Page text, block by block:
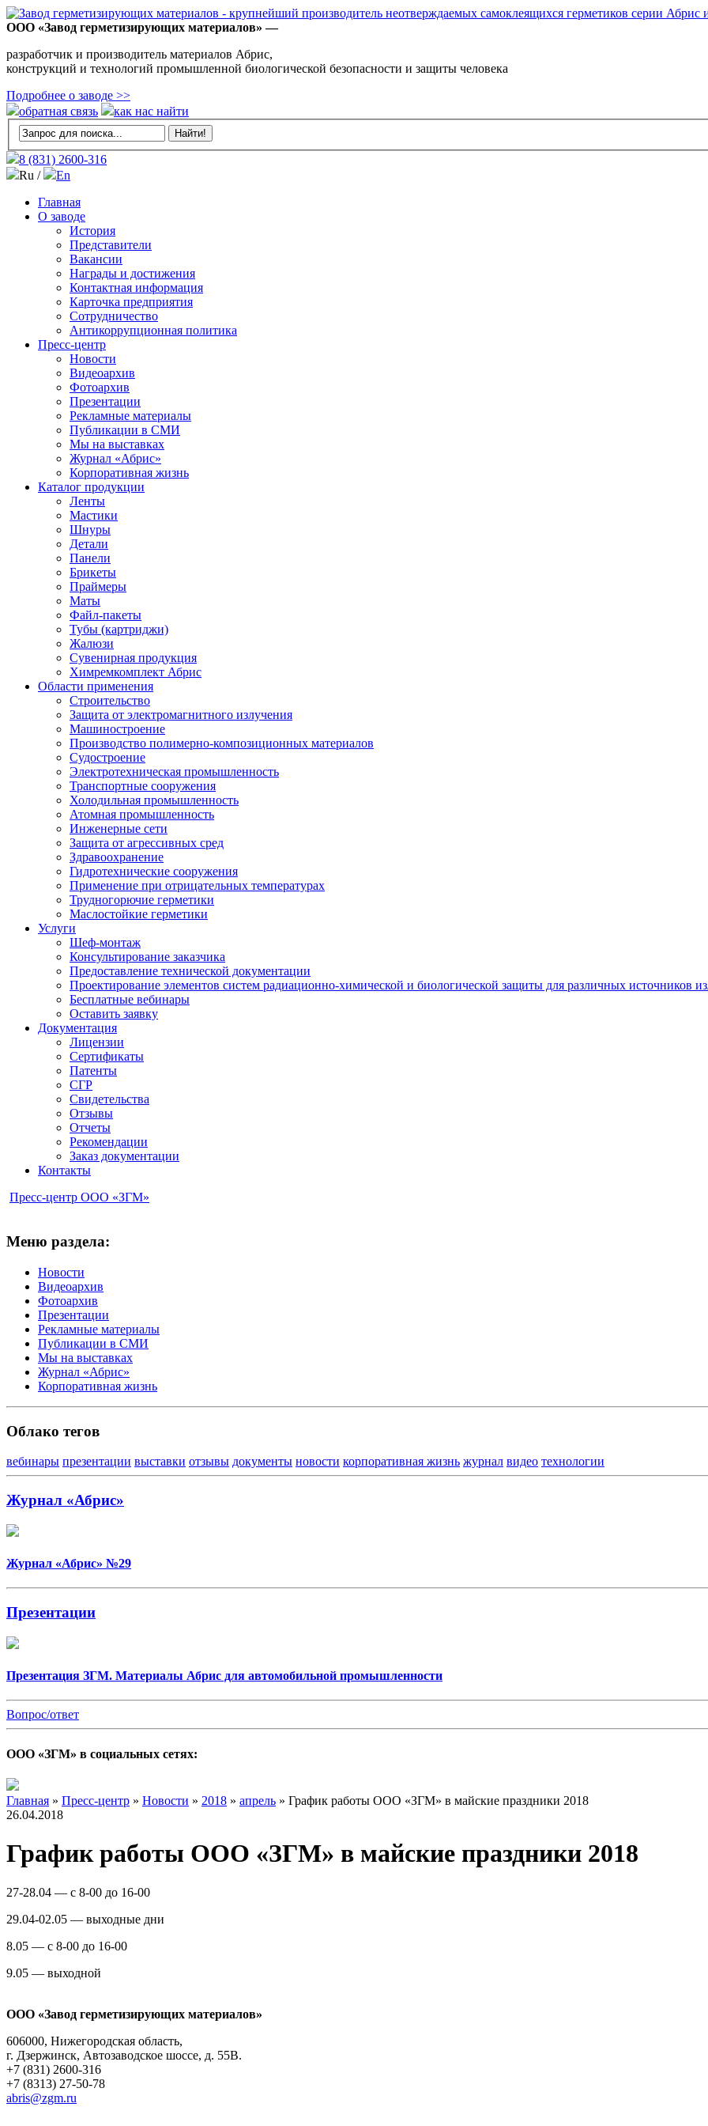
ООО «Завод герметизирующих материалов» —
разработчик и производитель материалов Абрис,
конструкций и технологий промышленной биологической безопасности и защиты человека
Подробнее о заводе >>
обратная связь
как нас найти
8 (831) 2600-316
Ru /
En
Главная
О заводе
История
Представители
Вакансии
Награды и достижения
Контактная информация
Карточка предприятия
Сотрудничество
Антикоррупционная политика
Пресс-центр
Новости
Видеоархив
Фотоархив
Презентации
Рекламные материалы
Публикации в СМИ
Мы на выставках
Журнал «Абрис»
Корпоративная жизнь
Каталог продукции
Ленты
Мастики
Шнуры
Детали
Панели
Брикеты
Праймеры
Маты
Файл-пакеты
Тубы (картриджи)
Жалюзи
Сувенирная продукция
Химремкомплект Абрис
Области применения
Строительство
Защита от электромагнитного излучения
Машиностроение
Производство полимерно-композиционных материалов
Судостроение
Электротехническая промышленность
Транспортные сооружения
Холодильная промышленность
Атомная промышленность
Инженерные сети
Защита от агрессивных сред
Здравоохранение
Гидротехнические сооружения
Применение при отрицательных температурах
Трудногорючие герметики
Маслостойкие герметики
Услуги
Шеф-монтаж
Консультирование заказчика
Предоставление технической документации
Проектирование элементов систем радиационно-химической и биологической защиты для различных источников
Бесплатные вебинары
Оставить заявку
Документация
Лицензии
Сертификаты
Патенты
СГР
Свидетельства
Отзывы
Отчеты
Рекомендации
Заказ документации
Контакты
Пресс-центр ООО «ЗГМ»
Меню раздела:
Новости
Видеоархив
Фотоархив
Презентации
Рекламные материалы
Публикации в СМИ
Мы на выставках
Журнал «Абрис»
Корпоративная жизнь
Облако тегов
вебинары презентации выставки отзывы документы новости корпоративная жизнь журнал видео технологии
Журнал «Абрис»
Журнал «Абрис» №29
Презентации
Презентация ЗГМ. Материалы Абрис для автомобильной промышленности
Вопрос/ответ
ООО «ЗГМ» в социальных сетях:
Главная » Пресс-центр » Новости » 2018 » апрель » График работы ООО «ЗГМ» в майские праздники 2018
26.04.2018
График работы ООО «ЗГМ» в майские праздники 2018
27-28.04 — с 8-00 до 16-00
29.04-02.05 — выходные дни
8.05 — с 8-00 до 16-00
9.05 — выходной
ООО «Завод герметизирующих материалов»
606000, Нижегородская область,
г. Дзержинск, Автозаводское шоссе, д. 55В.
+7 (831) 2600-316
+7 (8313) 27-50-78
abris@zgm.ru